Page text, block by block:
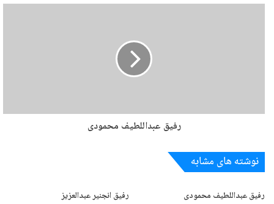
رفیق عبداللطیف محمودی
نوشته های مشابه
رفیق عبداللطیف محمودی رفیق انجنیر عبدالعزیز